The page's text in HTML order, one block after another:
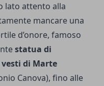
lato attento alla
mancare una
d’onore, famoso
statua di
di Marte
Canova), fino alle